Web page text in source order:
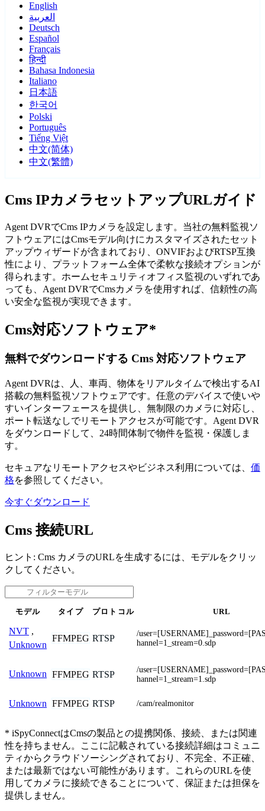
English
العربية
Deutsch
Español
Français
हिन्दी
Bahasa Indonesia
Italiano
日本語
한국어
Polski
Português
Tiếng Việt
中文(简体)
中文(繁體)
Cms IPカメラセットアップURLガイド
Agent DVRでCms IPカメラを設定します。当社の無料監視ソ
フトウェアにはCmsモデル向けにカスタマイズされたセット
アップウィザードが含まれており、ONVIFおよびRTSP互換
性により、プラットフォーム全体で柔軟な接続オプションが
得られます。ホームセキュリティオフィス監視のいずれであ
っても、Agent DVRでCmsカメラを使用すれば、信頼性の高
い安全な監視が実現できます。
Cms対応ソフトウェア*
無料でダウンロードする Cms 対応ソフトウェア
Agent DVRは、人、車両、物体をリアルタイムで検出するAI
搭載の無料監視ソフトウェアです。任意のデバイスで使いや
すいインターフェースを提供し、無制限のカメラに対応し、
ポート転送なしでリモートアクセスが可能です。Agent DVR
をダウンロードして、24時間体制で物件を監視・保護しま
す。
セキュアなリモートアクセスやビジネス利用については、 価
格を参照してください。
今すぐダウンロード
Cms 接続URL
ヒント: Cms カメラのURLを生成するには、モデルをクリッ
クしてください。
モデル タイプ プロトコル URL
NVT ,
Unknown
FFMPEG RTSP
/
hannel=1_stream=0.sdp
Unknown FFMPEG RTSP
/
hannel=1_stream=1.sdp
Unknown FFMPEG RTSP /cam/realmonitor
* iSpyConnectはCmsの製品との提携関係、接続、または関連
性を持ちません。ここに記載されている接続詳細はコミュニ
ティからクラウドソーシングされており、不完全、不正確、
または最新ではない可能性があります。これらのURLを使
用してカメラに接続できることについて、保証または担保を
提供しません。